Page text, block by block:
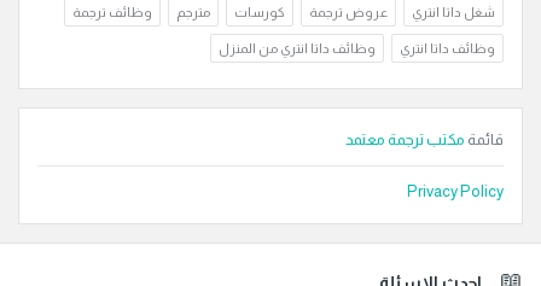
شغل داتا انتري عروض ترجمة كورسات مترجم وظائف ترجمة
وظائف داتا انتري وظائف داتا انتري من المنزل
قائمة مكتب ترجمة معتمد
Privacy Policy